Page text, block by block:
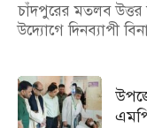
চাঁদপুরের মতলব উত্তর
উদ্যোগে দিনব্যাপী